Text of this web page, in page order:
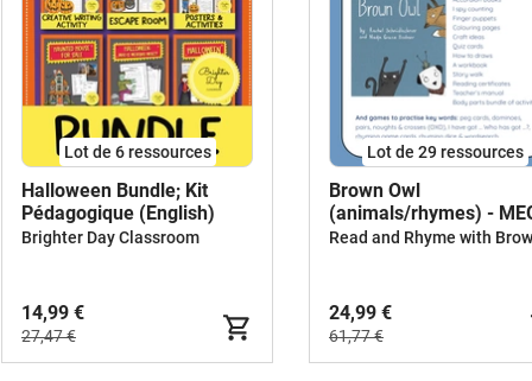
Lot de 6 ressources
Halloween Bundle; Kit
Pédagogique (English)
Brighter Day Classroom
14,99 €
27,47 €
Lot de 29 ressources
Brown Owl
(animals/rhymes) -
BUNDLE
24,99 €
61,77 €